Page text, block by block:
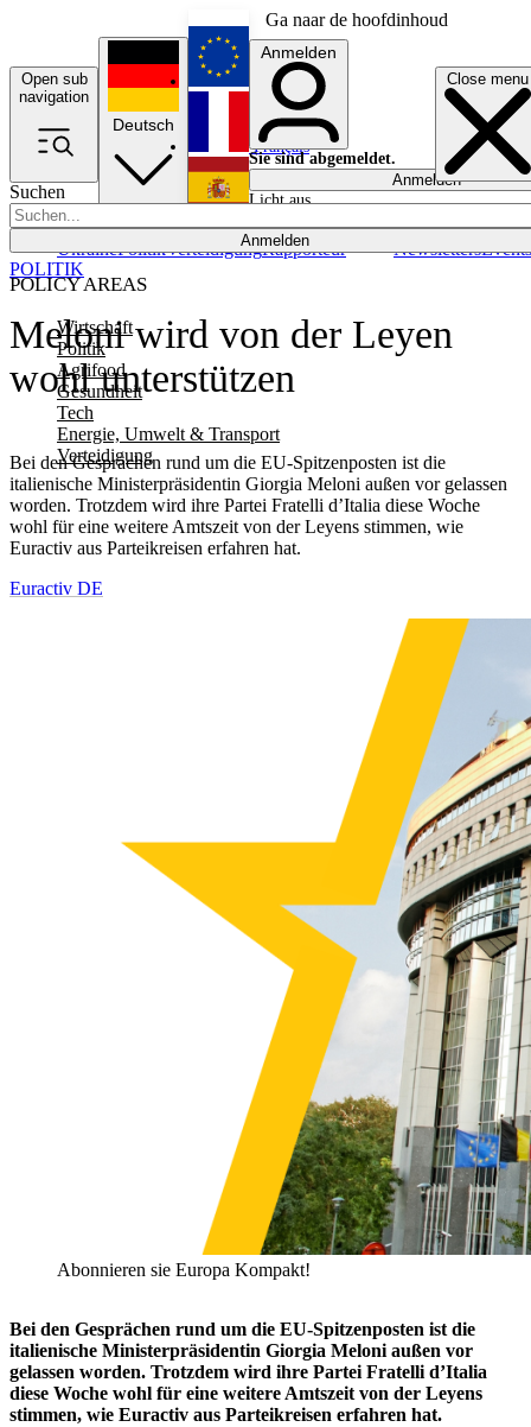
Ga naar de hoofdinhoud
Open sub
navigation
Close menu
Suchen
Anmelden
POLICY AREAS
Wirtschaft
Politik
Agrifood
Gesundheit
Tech
Energie, Umwelt & Transport
Verteidigung
UkrainePolitikVerteidigungRapporteur NewslettersEvents
Deutsch
English
Français
Anmelden
Sie sind abgemeldet.
Anmelden
Licht aus
Meloni wird von der Leyen
wohl unterstützen
Bei den Gesprächen rund um die EU-Spitzenposten ist die
italienische Ministerpräsidentin Giorgia Meloni außen vor gelassen
worden. Trotzdem wird ihre Partei Fratelli d’Italia diese Woche
wohl für eine weitere Amtszeit von der Leyens stimmen, wie
Euractiv aus Parteikreisen erfahren hat.
POLITIK
Euractiv DE
Abonnieren sie Europa Kompakt!
Bei den Gesprächen rund um die EU-Spitzenposten ist die
italienische Ministerpräsidentin Giorgia Meloni außen vor
gelassen worden. Trotzdem wird ihre Partei Fratelli d’Italia
diese Woche wohl für eine weitere Amtszeit von der Leyens
stimmen, wie Euractiv aus Parteikreisen erfahren hat.